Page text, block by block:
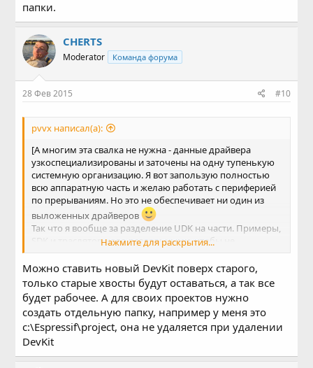
папки.
CHERTS
Moderator Команда форума
28 Фев 2015 #10
pvvx написал(а):
[А многим эта свалка не нужна - данные драйвера
узкоспециализированы и заточены на одну тупенькую
системную организацию. Я вот запользую полностью
всю аппаратную часть и желаю работать с периферией
по прерываниям. Но это не обеспечивает ни один из
выложенных драйверов
Так что я вообще за разделение UDK на части. Примеры,
SDK и траслятор надо раздельными, чтобы не
раз приходиться распаковывать и муторно вспоминать,
что копировать и/или изменить/дополнить из старой
папки.
Нажмите для раскрытия...
Можно ставить новый DevKit поверх старого,
только старые хвосты будут оставаться, а так все
будет рабочее. А для своих проектов нужно
создать отдельную папку, например у меня это
c:\Espressif\project, она не удаляется при удалении
DevKit